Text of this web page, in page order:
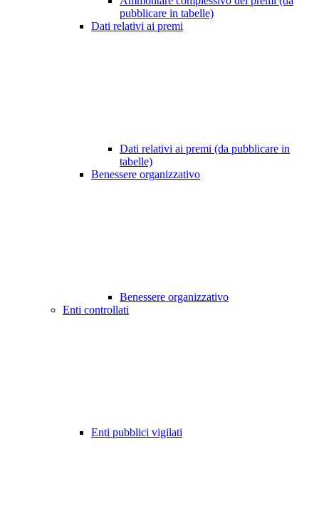
pubblicare in tabelle)
Dati relativi ai premi
Dati relativi ai premi (da pubblicare in
tabelle)
Benessere organizzativo
Benessere organizzativo
Enti controllati
Enti pubblici vigilati